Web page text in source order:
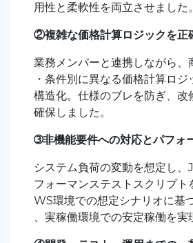
用性と柔軟性を両立させました。
②複雑な価格計算ロジックを正
業務メンバーと連携しながら、
・条件別に異なる価格計算ロジ
構造化。仕様のブレを防ぎ、改
確保しました。
➂非機能要件への対応とパフォ
システム負荷の変動を想定し、
フォーマンステストスクリプト
WS環境での想定シナリオに基
、実稼働環境での安定稼働を実